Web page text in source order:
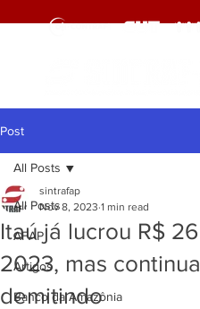
Post
All Posts
AFAP
Artigos
Banco da Amazônia
All Posts
Itaú já lucrou R$
2023, mas continua
demitindo
sintrafap
Nov 8, 2023 1 min read